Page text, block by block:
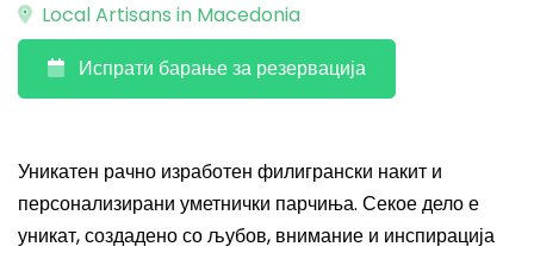
Local Artisans in Macedonia
Испрати барање за резервација
Уникатен рачно изработен филигрански накит и
персонализирани уметнички парчиња. Секое дело е
уникат, создадено со љубов, внимание и инспирација